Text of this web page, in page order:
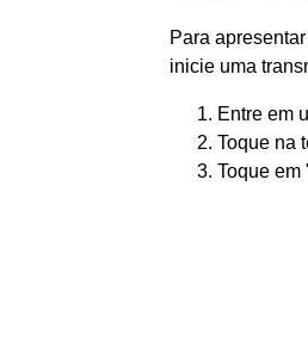
Para
inicie uma
Entre em
Toque na
Toque em